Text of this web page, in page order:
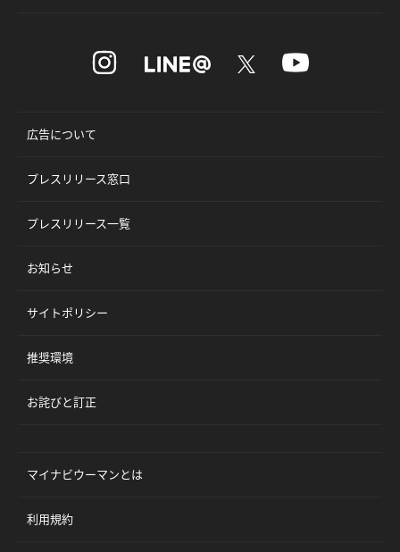
広告について
プレスリリース窓口
プレスリリース一覧
お知らせ
サイトポリシー
推奨環境
お詫びと訂正
マイナビウーマンとは
利用規約